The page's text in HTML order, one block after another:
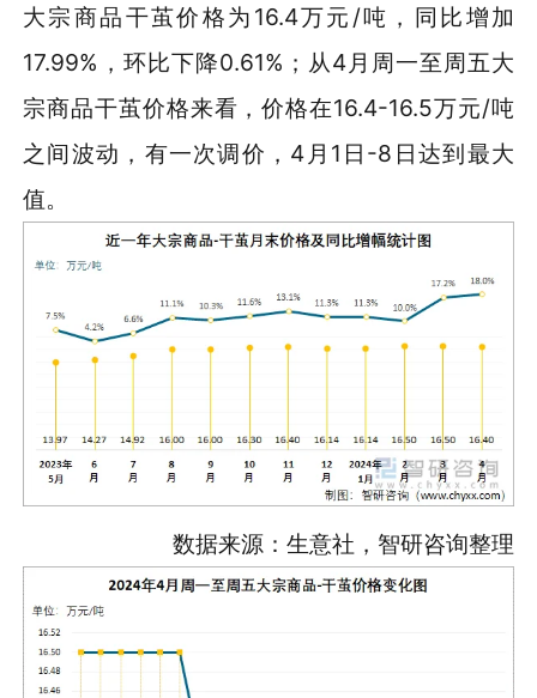
大宗商品干茧价格为16.4万元/吨，同比增加
17.99%，环比下降0.61%；从4月周一至周五大
宗商品干茧价格来看，价格在16.4-16.5万元/吨
之间波动，有一次调价，4月1日-8日达到最大
值。
数据来源：生意社，智研咨询整理